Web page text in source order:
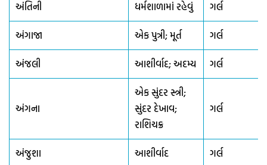
અંતિની ધર્મશાળામાં રહેવું
ગર્લ
અંગાજા
એક પુત્રી; મૂર્ત
ગર્લ
અંજલી
આશીર્વાદ; અદમ્ય ગર્લ
અંગના
એક સુંદર સ્ત્રી;
સુંદર દેખાવ;
રાશિચક્ર
ગર્લ
અંજુશા આશીર્વાદ ગર્લ